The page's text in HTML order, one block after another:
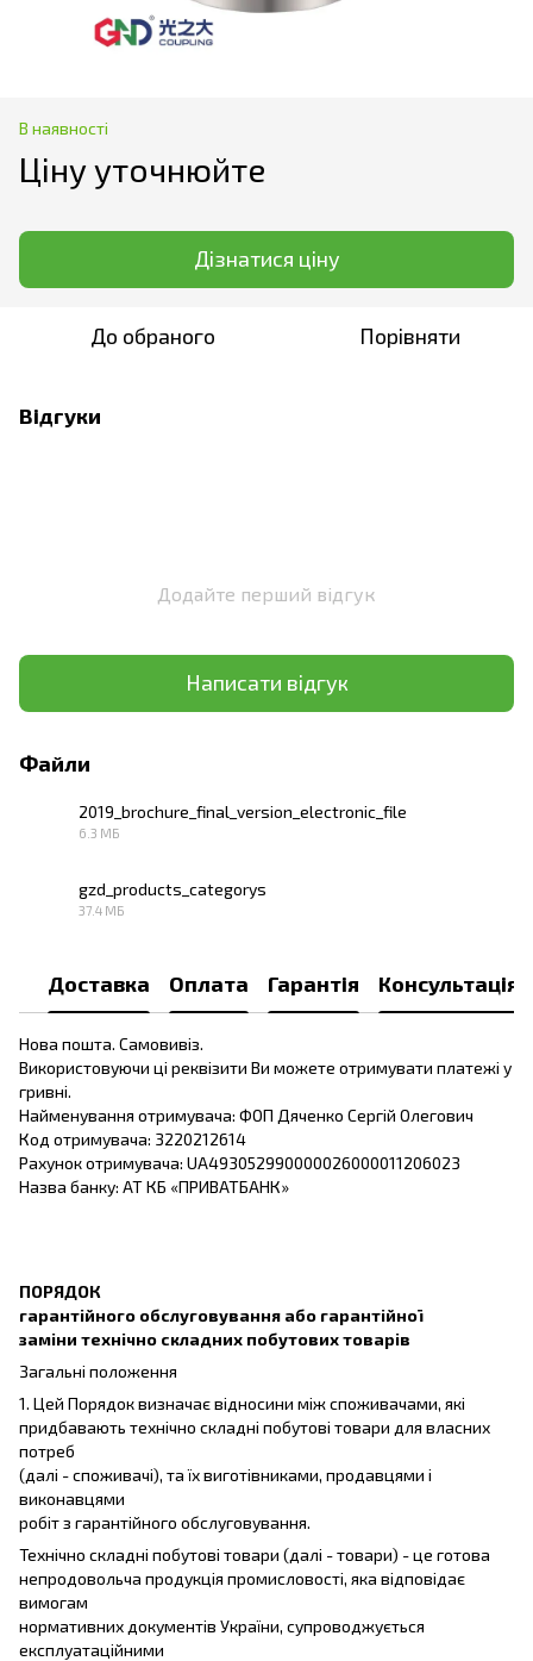
В наявності
Ціну уточнюйте
Дізнатися ціну
До обраного Порівняти
Відгуки
Додайте перший відгук
Написати відгук
Файли
2019_brochure_final_version_electronic_file
6.3 МБ
gzd_products_categorys
37.4 МБ
Доставка Оплата Гарантія Консультація
Нова пошта. Самовивіз.
Використовуючи ці реквізити Ви можете отримувати платежі у
гривні.
Найменування отримувача: ФОП Дяченко Сергій Олегович
Код отримувача: 3220212614
Рахунок отримувача: UA493052990000026000011206023
Назва банку: АТ КБ «ПРИВАТБАНК»
ПОРЯДОК
гарантійного обслуговування або гарантійної
заміни технічно складних побутових товарів
Загальні положення
1. Цей Порядок визначає відносини між споживачами, які
придбавають технічно складні побутові товари для власних
потреб
(далі - споживачі), та їх виготівниками, продавцями і
виконавцями
робіт з гарантійного обслуговування.
Технічно складні побутові товари (далі - товари) - це готова
непродовольча продукція промисловості, яка відповідає
вимогам
нормативних документів України, супроводжується
експлуатаційними